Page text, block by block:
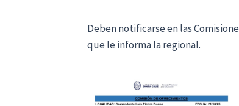
Deben notificarse en las
que le informa la regional.